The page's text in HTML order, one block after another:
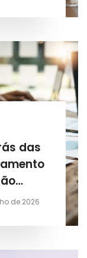
das
de 2026